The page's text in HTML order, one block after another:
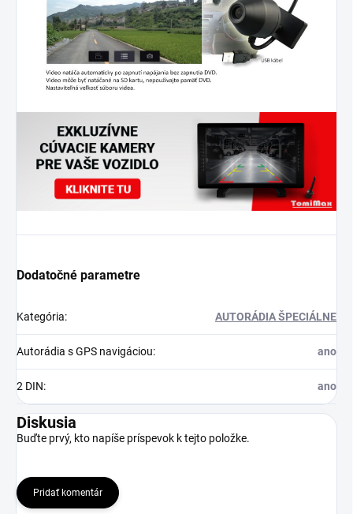
Dodatočné parametre
Kategória: AUTORÁDIA ŠPECIÁLNE
Autorádia s GPS navigáciou: ano
2 DIN: ano
Diskusia
Buďte prvý, kto napíše príspevok k tejto položke.
Pridať komentár